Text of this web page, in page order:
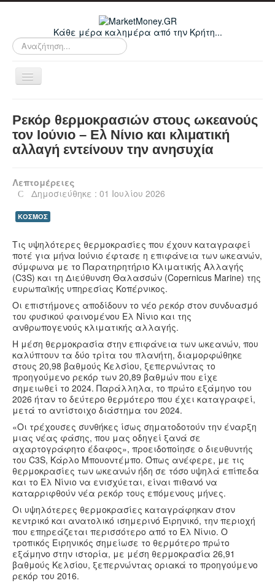
Κάθε μέρα καλημέρα από την Κρήτη...
Αναζήτηση...
Εναλλαγή
Οικονομικά
Κρήτη
Ε.Ε.
Κόσμος
Τεχνολογία
Υγεία
Πολιτισμός
Αθλητικά
Βίντεο
Συνταγές
Ρεκόρ θερμοκρασιών στους ωκεανούς
τον Ιούνιο – Ελ Νίνιο και κλιματική
αλλαγή εντείνουν την ανησυχία
Λεπτομέρειες
Δημοσιεύθηκε : 01 Ιουλίου 2026
ΚΟΣΜΟΣ
Τις υψηλότερες θερμοκρασίες που έχουν καταγραφεί
ποτέ για μήνα Ιούνιο έφτασε η επιφάνεια των ωκεανών,
σύμφωνα με το Παρατηρητήριο Κλιματικής Αλλαγής
(C3S) και τη Διεύθυνση Θαλασσών (Copernicus Marine) της
ευρωπαϊκής υπηρεσίας Κοπέρνικος.
Οι επιστήμονες αποδίδουν το νέο ρεκόρ στον συνδυασμό
του φυσικού φαινομένου Ελ Νίνιο και της
ανθρωπογενούς κλιματικής αλλαγής.
Η μέση θερμοκρασία στην επιφάνεια των ωκεανών, που
καλύπτουν τα δύο τρίτα του πλανήτη, διαμορφώθηκε
στους 20,98 βαθμούς Κελσίου, ξεπερνώντας το
προηγούμενο ρεκόρ των 20,89 βαθμών που είχε
σημειωθεί το 2024. Παράλληλα, το πρώτο εξάμηνο του
2026 ήταν το δεύτερο θερμότερο που έχει καταγραφεί,
μετά το αντίστοιχο διάστημα του 2024.
«Οι τρέχουσες συνθήκες ίσως σηματοδοτούν την έναρξη
μιας νέας φάσης, που μας οδηγεί ξανά σε
αχαρτογράφητο έδαφος», προειδοποίησε ο διευθυντής
του C3S, Κάρλο Μπουοντέμπο. Όπως ανέφερε, με τις
θερμοκρασίες των ωκεανών ήδη σε τόσο υψηλά επίπεδα
και το Ελ Νίνιο να ενισχύεται, είναι πιθανό να
καταρριφθούν νέα ρεκόρ τους επόμενους μήνες.
Οι υψηλότερες θερμοκρασίες καταγράφηκαν στον
κεντρικό και ανατολικό ισημερινό Ειρηνικό, την περιοχή
που επηρεάζεται περισσότερο από το Ελ Νίνιο. Ο
τροπικός Ειρηνικός σημείωσε το θερμότερο πρώτο
εξάμηνο στην ιστορία, με μέση θερμοκρασία 26,91
βαθμούς Κελσίου, ξεπερνώντας οριακά το προηγούμενο
ρεκόρ του 2016.